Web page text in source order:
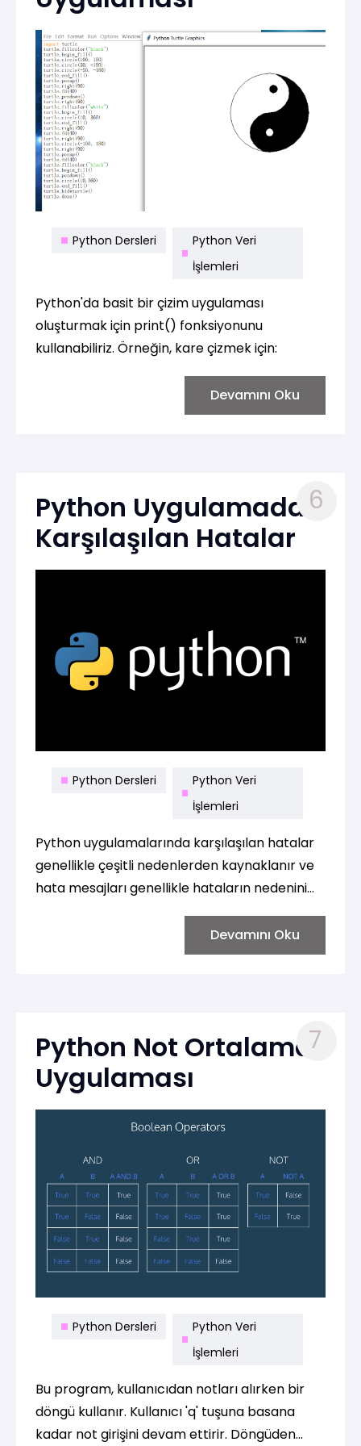
Python Dersleri
Python Veri
İşlemleri
Python'da basit bir çizim uygulaması
oluşturmak için print() fonksiyonunu
kullanabiliriz. Örneğin, kare çizmek için:
Devamını Oku
Python Uygulamada
Karşılaşılan Hatalar
6
Python Dersleri
Python Veri
İşlemleri
Python uygulamalarında karşılaşılan hatalar
genellikle çeşitli nedenlerden kaynaklanır ve
hata mesajları genellikle hataların nedenini
Devamını Oku
Python Not Ortalama
Uygulaması
7
Python Dersleri
Python Veri
İşlemleri
Bu program, kullanıcıdan notları alırken bir
döngü kullanır. Kullanıcı 'q' tuşuna basana
kadar not girişini devam ettirir. Döngüden